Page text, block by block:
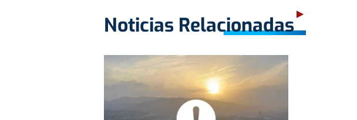
Noticias Relacionadas